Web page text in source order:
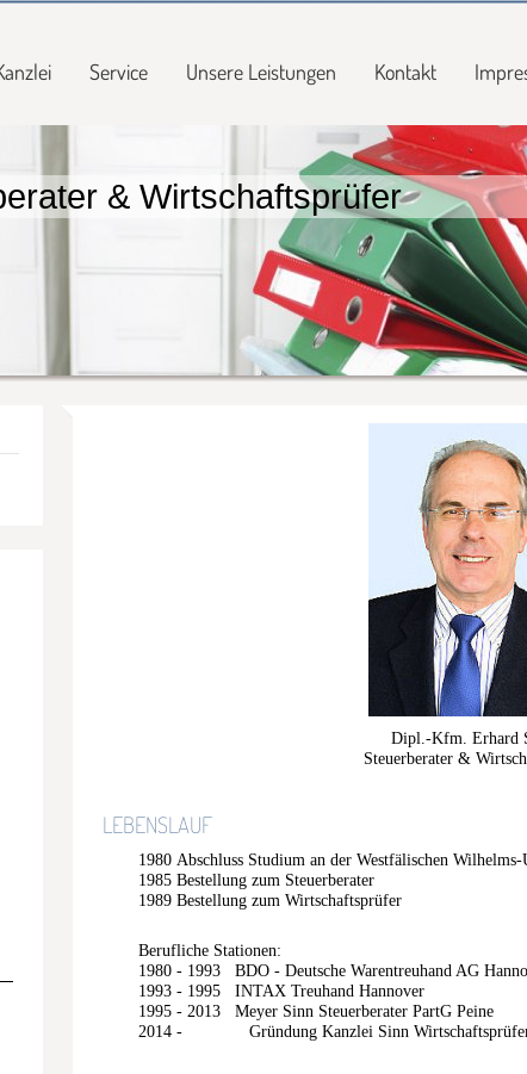
Service Unsere Leistungen Kontakt
& Wirtschaftsprüfer
Dipl.-Kfm. Erhard
Steuerberater &
LEBENSLAUF
1980 Abschluss Studium an der Westfälischen
1985 Bestellung zum Steuerberater
1989 Bestellung zum Wirtschaftsprüfer
Berufliche Stationen:
1980 - 1993 BDO - Deutsche Warentreuhand AG
1993 - 1995 INTAX Treuhand Hannover
1995 - 2013 Meyer Sinn Steuerberater PartG Peine
2014 - Gründung Kanzlei Sinn Wirtschaftsprüfer